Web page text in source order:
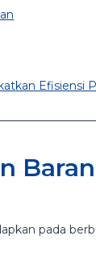
Efisiensi
pada